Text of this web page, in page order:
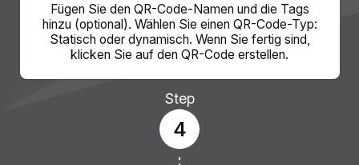
Fügen Sie den QR-Code-Namen und die Tags
hinzu (optional). Wählen Sie einen QR-Code-Typ:
Statisch oder dynamisch. Wenn Sie fertig sind,
klicken Sie auf den QR-Code erstellen.
Step
4